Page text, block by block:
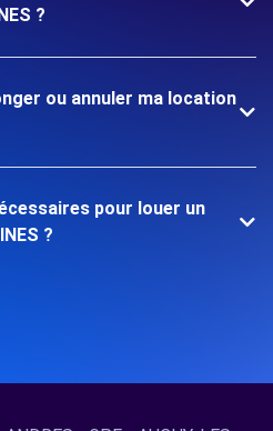
?
ou annuler ma location
pour louer un
?